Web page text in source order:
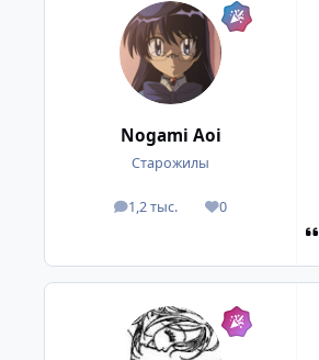
Nogami Aoi
Старожилы
1,2 тыс.
посты 0
Репутация